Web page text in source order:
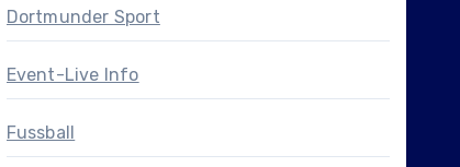
Dortmunder Sport
Event-Live Info
Fussball